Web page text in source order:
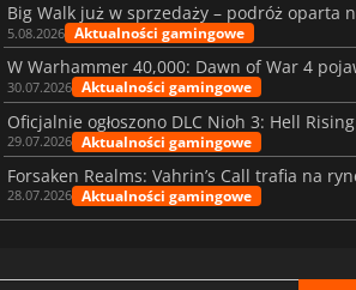
5.08.2026 Aktualności gamingowe
30.07.2026 Aktualności gamingowe
Oficjalnie ogłoszono DLC Nioh 3: Hell Rising
29.07.2026 Aktualności gamingowe
28.07.2026 Aktualności gamingowe